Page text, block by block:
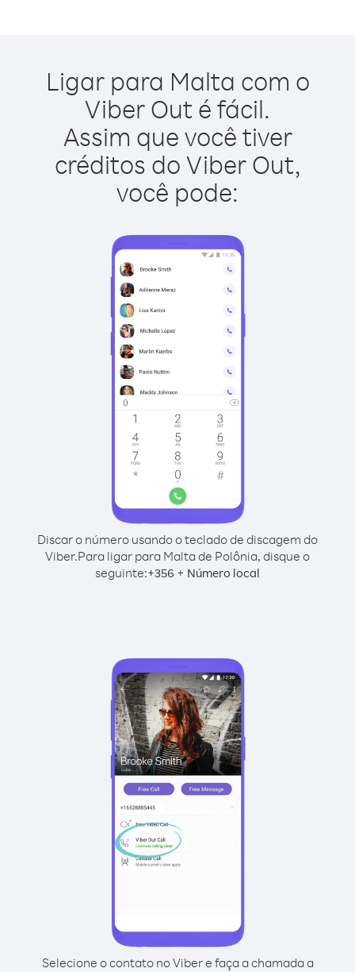
Ligar para Malta com o
Viber Out é fácil.
Assim que você tiver
créditos do Viber Out,
você pode:
Discar o número usando o teclado de discagem do
Viber.Para ligar para Malta de Polônia, disque o
seguinte:+356 + Número local
Selecione o contato no Viber e faça a chamada a